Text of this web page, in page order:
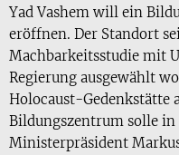
Yad Vashem will ein
eröffnen. Der Standort
Machbarkeitsstudie mit
Regierung ausgewählt
Holocaust-Gedenkstätte
Bildungszentrum solle
Ministerpräsident